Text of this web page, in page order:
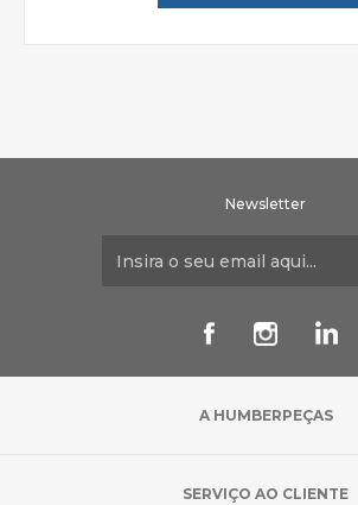
Newsletter
A HUMBERPEÇAS
SERVIÇO AO CLIENTE